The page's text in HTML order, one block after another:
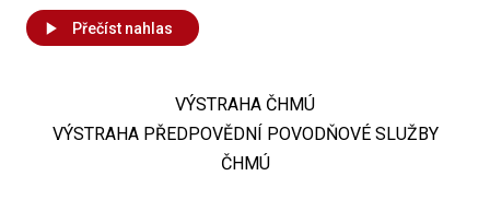
Přečíst nahlas
VÝSTRAHA ČHMÚ
VÝSTRAHA PŘEDPOVĚDNÍ POVODŇOVÉ SLUŽBY
ČHMÚ